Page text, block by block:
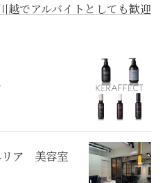
越でアルバイトとしても歓迎
ア 美容室